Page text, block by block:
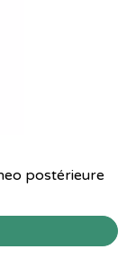
postérieure